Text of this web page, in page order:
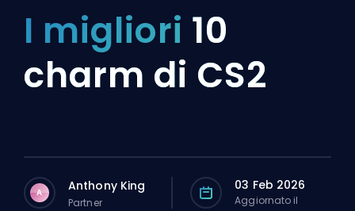
I migliori 10
charm di CS2
A Anthony King
Partner
03 Feb 2026
Aggiornato il